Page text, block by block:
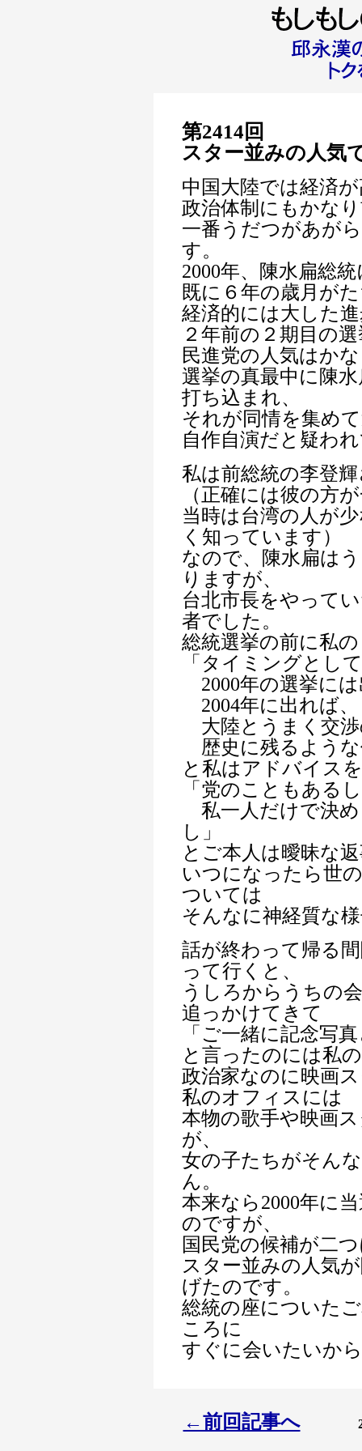
第2414 回
スター並みの人気
中国大陸では経済
政治体制にもかな
一番うだつがあが
す。
2000年、陳水扁総
既に６年の歳月が
経済的には大した
２年前の２期目の
民進党の人気はか
選挙の真最中に陳
打ち込まれ、
それが同情を集め
自作自演だと疑わ
私は前総統の李登
（正確には彼の方
当時は台湾の人が
く知っています）
なので、陳水扁は
りますが、
台北市長をやって
者でした。
総統選挙の前に私
「タイミングとし
2000年の選挙に
2004年に出れば、
大陸とうまく交
歴史に残るよう
と私はアドバイス
「党のこともある
私一人だけで決
し」
とご本人は曖昧な
いつになったら世
ついては
そんなに神経質な
話が終わって帰る
って行くと、
うしろからうちの
追っかけてきて
「ご一緒に記念写
と言ったのには私
政治家なのに映画
私のオフィスには
本物の歌手や映画
が、
女の子たちがそん
ん。
本来なら2000年に
のですが、
国民党の候補が二
スター並みの人気
げたのです。
総統の座についた
ころに
すぐに会いたいか
←前回記事へ